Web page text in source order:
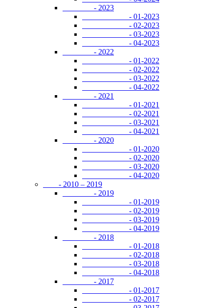
- 2023
- 01-2023
- 02-2023
- 03-2023
- 04-2023
- 2022
- 01-2022
- 02-2022
- 03-2022
- 04-2022
- 2021
- 01-2021
- 02-2021
- 03-2021
- 04-2021
- 2020
- 01-2020
- 02-2020
- 03-2020
- 04-2020
- 2010 – 2019
- 2019
- 01-2019
- 02-2019
- 03-2019
- 04-2019
- 2018
- 01-2018
- 02-2018
- 03-2018
- 04-2018
- 2017
- 01-2017
- 02-2017